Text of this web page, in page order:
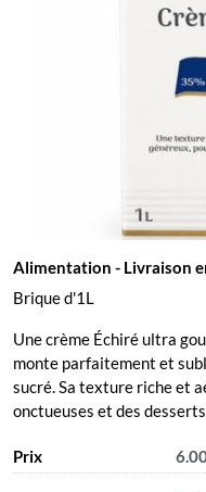
Alimentation - Livraison
Brique d'1L
Une crème Échiré ultra
monte parfaitement et
sucré. Sa texture riche et
onctueuses et des desserts
Prix